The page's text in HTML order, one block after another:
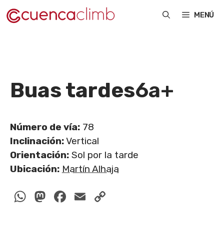
Saltar
al
MENÚ
Buas tardes6a+
Número de vía: 78
Inclinación:Vertical
Orientación: Sol por la tarde
Ubicación: Martín Alhaja
WhatsApp
Mastodon
Facebook
Email